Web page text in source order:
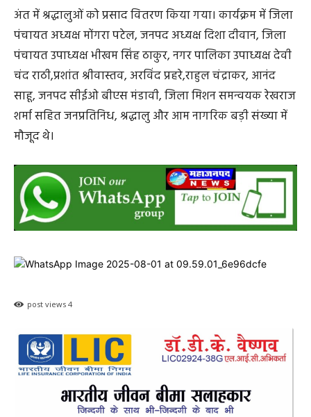
अंत में श्रद्धालुओं को प्रसाद वितरण किया गया। कार्यक्रम में जिला
पंचायत अध्यक्ष मोंगरा पटेल, जनपद अध्यक्ष दिशा दीवान, जिला
पंचायत उपाध्यक्ष भीखम सिंह ठाकुर, नगर पालिका उपाध्यक्ष देवी
चंद राठी,प्रशांत श्रीवास्तव, अरविंद प्रहरे,राहुल चंद्राकर, आनंद
साहू, जनपद सीईओ बीएस मंडावी, जिला मिशन समन्वयक रेखराज
शर्मा सहित जनप्रतिनिध, श्रद्धालु और आम नागरिक बड़ी संख्या में
मौजूद थे।
post views 4